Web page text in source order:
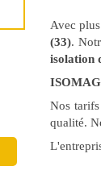
Avec
(33).
isolation
ISOMAG
Nos
qualité.